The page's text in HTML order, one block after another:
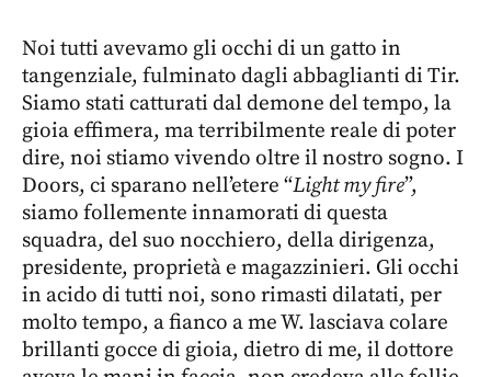
Noi tutti avevamo gli occhi di un gatto in
tangenziale, fulminato dagli abbaglianti di Tir.
Siamo stati catturati dal demone del tempo, la
gioia effimera, ma terribilmente reale di poter
dire, noi stiamo vivendo oltre il nostro sogno. I
Doors, ci sparano nell’etere “Light my fire”,
siamo follemente innamorati di questa
squadra, del suo nocchiero, della dirigenza,
presidente, proprietà e magazzinieri. Gli occhi
in acido di tutti noi, sono rimasti dilatati, per
molto tempo, a fianco a me W. lasciava colare
brillanti gocce di gioia, dietro di me, il dottore